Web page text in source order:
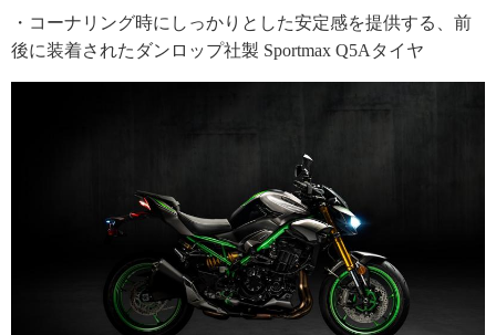
・コーナリング時にしっかりとした安定感を提供する、前
後に装着されたダンロップ社製 Sportmax Q5Aタイヤ